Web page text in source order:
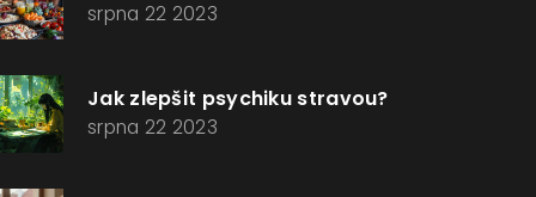
srpna 22 2023
Jak zlepšit psychiku stravou?
srpna 22 2023